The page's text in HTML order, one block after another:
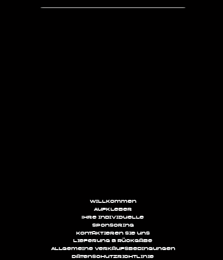
Willkommen
Aufkleber
Ihre individuelle
Sponsoring
Kontaktieren Sie uns
Lieferung & Rückgabe
Allgemeine Verkaufsbedingungen
Datenschutzrichtlinie